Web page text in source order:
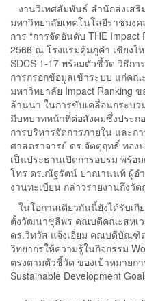
งานวิเทศสัมพันธ์ สำนักส่งเสริ
มหาวิทยาลัยเทคโนโลยีราชมง
การ “การจัดอันดับ THE
2566 ณ โรงแรมคุ้มภูคำ เชียงใ
SDCS 1-17 พร้อมตัวชี้วัด วิธีกา
การกรอกข้อมูลเข้าระบบ แก่ค
มหาวิทยาลัย Impact Ranking
ล้านนา ในการขับเคลื่อนกระบ
มีบทบาทหน้าที่ต่อสังคมซึ่งประก
การบริหารจัดการภายใน และก
ศาสตราจารย์ ดร.จัตตุฤทธิ์ ทอ
เป็นประธานเปิดการอบรม พร้อ
โทร ดร.ณัฐรัตน์ ปาณานนท์ ผู้อำ
งานทะเบียน กล่าวรายงานถึงวั
ในโอกาสเดียวกันนี้ยังได้รับเ
ตั้งวัฒนาชุลีพร คณบดีคณะสหเว
ดร.วิทวัส แจ้งเอี่ยม คณบดีบัณฑิ
วิทยากรให้ความรู้ในกิจกรรม
ตรงตามตัวชี้วัด ของเป้าหมายก
Sustainable Development